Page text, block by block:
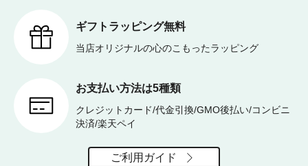
ギフトラッピング無料
当店オリジナルの心のこもったラッピング
お支払い方法は5種類
クレジットカード/代金引換/GMO後払い/コンビニ
決済/楽天ペイ
ご利用ガイド